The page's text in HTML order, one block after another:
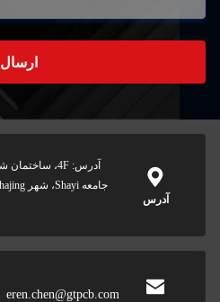
ارسال
آدرس
eren.chen@gtpcb.com